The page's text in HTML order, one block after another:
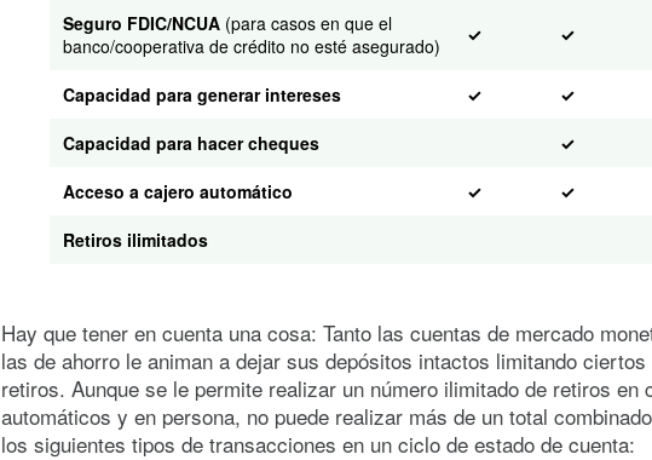
Seguro FDIC/NCUA (para casos en que el
banco/cooperativa de crédito no esté asegurado)
✓ ✓
Capacidad para generar intereses ✓
✓
Capacidad para hacer cheques
✓
Acceso a cajero automático
✓
✓
Retiros ilimitados
Hay que tener en cuenta una cosa: Tanto las cuentas de mercado
las de ahorro le animan a dejar sus depósitos intactos limitando
retiros. Aunque se le permite realizar un número ilimitado de retiros en
automáticos y en persona, no puede realizar más de un total
los siguientes tipos de transacciones en un ciclo de estado de cuenta: